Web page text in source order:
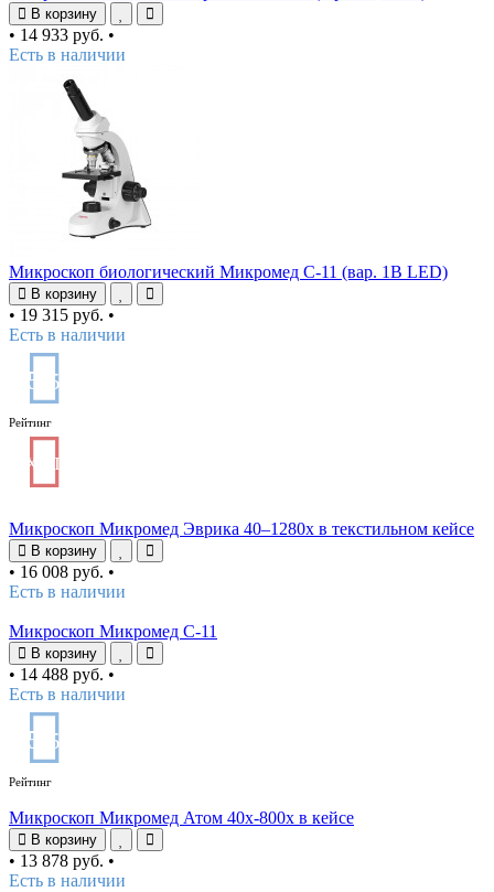
В корзину
• 14 933 руб. •
Есть в наличии
Микроскоп биологический Микромед С-11 (вар. 1B LED)
В корзину
• 19 315 руб. •
Есть в наличии
5 /5
Рейтинг
ХИТ
Микроскоп Микромед Эврика 40–1280х в текстильном кейсе
В корзину
• 16 008 руб. •
Есть в наличии
Микроскоп Микромед С-11
В корзину
• 14 488 руб. •
Есть в наличии
5 /5
Рейтинг
Микроскоп Микромед Атом 40x-800x в кейсе
В корзину
• 13 878 руб. •
Есть в наличии